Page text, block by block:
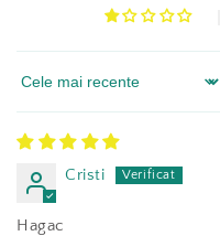
Sort by
Cristi
Hagac